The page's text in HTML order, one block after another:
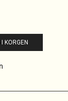
I KORGEN